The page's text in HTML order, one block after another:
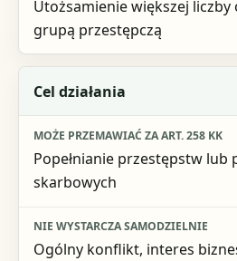
Utożsamienie większej
grupą przestępczą
Cel działania
Popełnianie przestępstw lub
skarbowych
Ogólny konflikt, interes